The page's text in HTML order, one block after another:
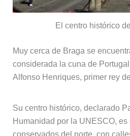
El centro histórico
Muy cerca de Braga se
considerada la cuna de
Alfonso Henriques, primer rey
Su centro histórico, declarado
Humanidad por la UNESCO,
conservados del norte, con